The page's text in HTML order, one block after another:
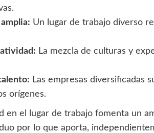
Un lugar de trabajo diverso
La mezcla de culturas y
Las empresas diversificadas
orígenes.
en el lugar de trabajo fomenta un
por lo que aporta,